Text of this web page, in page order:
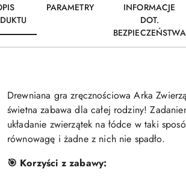
PARAMETRY
INFORMACJE
DOT.
BEZPIECZEŃSTWA
Drewniana gra zręcznościowa Arka
świetna zabawa dla całej rodziny!
układanie zwierzątek na łódce w taki
równowagę i żadne z nich nie spadło.
🎯 Korzyści z zabawy: